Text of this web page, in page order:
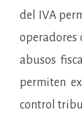
del IVA
operadores
abusos
permiten
control